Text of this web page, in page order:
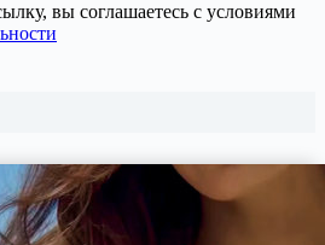
вы соглашаетесь с условиями